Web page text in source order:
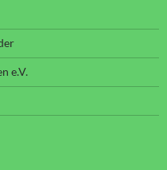
e.V.